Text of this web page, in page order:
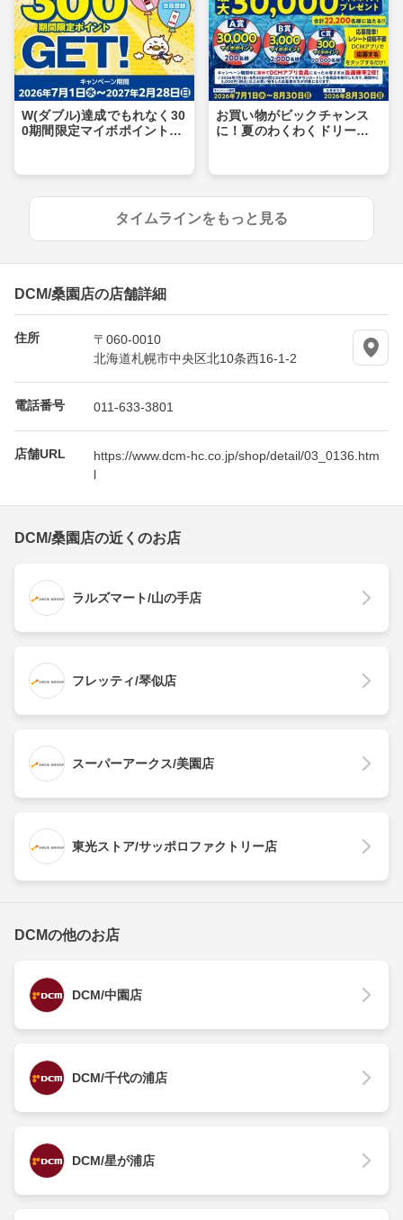
W(ダブル)達成でもれなく30
0期間限定マイボポイントG
お買い物がビックチャンス
に！夏のわくわくドリーム
タイムラインをもっと見る
DCM/桑園店の店舗詳細
住所
〒060-0010
北海道札幌市中央区北10条西16-1-2
電話番号 011-633-3801
店舗URL
https://www.dcm-hc.co.jp/shop/detail/03_0136.htm
l
DCM/桑園店の近くのお店
ラルズマート/山の手店
フレッティ/琴似店
スーパーアークス/美園店
東光ストア/サッポロファクトリー店
DCMの他のお店
DCM/中園店
DCM/千代の浦店
DCM/星が浦店